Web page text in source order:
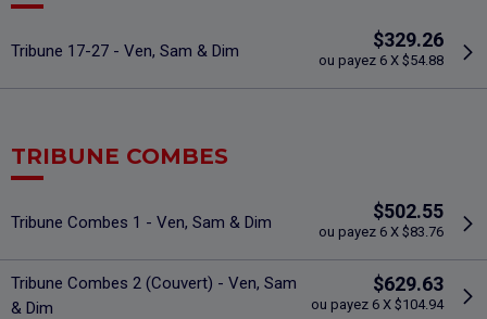
Tribune 17-27 - Ven, Sam & Dim
$329.26
ou payez 6 X $54.88
TRIBUNE COMBES
Tribune Combes 1 - Ven, Sam & Dim
$502.55
ou payez 6 X $83.76
Tribune Combes 2 (Couvert) - Ven, Sam
& Dim
$629.63
ou payez 6 X $104.94